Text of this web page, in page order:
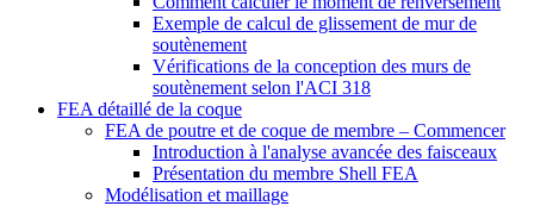
Exemple de calcul de glissement de mur de
soutènement
Vérifications de la conception des murs de
soutènement selon l'ACI 318
FEA détaillé de la coque
FEA de poutre et de coque de membre – Commencer
Introduction à l'analyse avancée des faisceaux
Présentation du membre Shell FEA
Modélisation et maillage